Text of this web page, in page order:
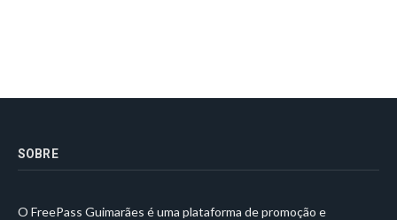
SOBRE
O FreePass Guimarães é uma plataforma de promoção e